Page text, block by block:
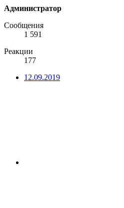
Администратор
Сообщения
1 591
Реакции
177
12.09.2019